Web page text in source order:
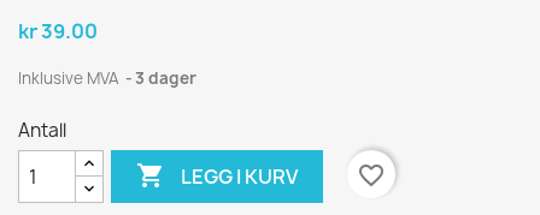
kr 39.00
Inklusive MVA 3 dager
Antall
 LEGG I KURV
favorite_border